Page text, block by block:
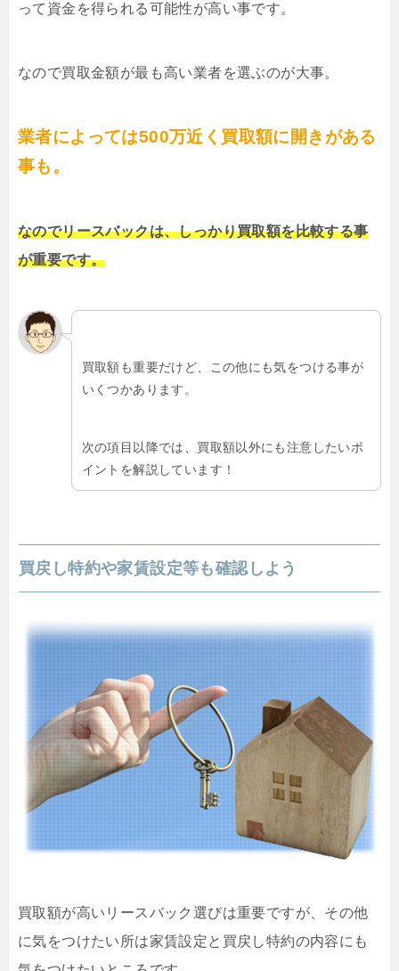
って資金を得られる可能性が高い事です。
なので買取金額が最も高い業者を選ぶのが大事。
業者によっては500万近く買取額に開きがある
事も。
なのでリースバックは、しっかり買取額を比較する事
が重要です。
買取額も重要だけど、この他にも気をつける事が
いくつかあります。
次の項目以降では、買取額以外にも注意したいポ
イントを解説しています！
買戻し特約や家賃設定等も確認しよう
買取額が高いリースバック選びは重要ですが、その他
に気をつけたい所は家賃設定と買戻し特約の内容にも